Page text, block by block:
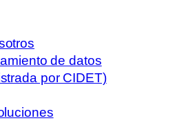
de datos
por CIDET)